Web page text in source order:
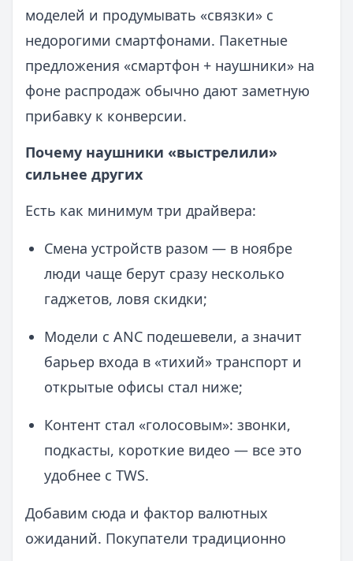
моделей и продумывать «связки» с
недорогими смартфонами. Пакетные
предложения «смартфон + наушники» на
фоне распродаж обычно дают заметную
прибавку к конверсии.
Почему наушники «выстрелили»
сильнее других
Есть как минимум три драйвера:
Смена устройств разом — в ноябре
люди чаще берут сразу несколько
гаджетов, ловя скидки;
Модели c ANC подешевели, а значит
барьер входа в «тихий» транспорт и
открытые офисы стал ниже;
Контент стал «голосовым»: звонки,
подкасты, короткие видео — все это
удобнее с TWS.
Добавим сюда и фактор валютных
ожиданий. Покупатели традиционно